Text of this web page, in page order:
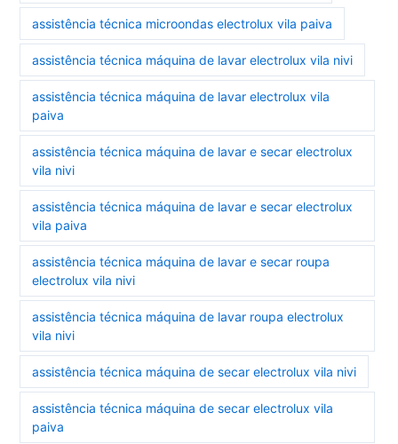
assistência técnica microondas electrolux vila paiva
assistência técnica máquina de lavar electrolux vila nivi
assistência técnica máquina de lavar electrolux vila
paiva
assistência técnica máquina de lavar e secar electrolux
vila nivi
assistência técnica máquina de lavar e secar electrolux
vila paiva
assistência técnica máquina de lavar e secar roupa
electrolux vila nivi
assistência técnica máquina de lavar roupa electrolux
vila nivi
assistência técnica máquina de secar electrolux vila nivi
assistência técnica máquina de secar electrolux vila
paiva